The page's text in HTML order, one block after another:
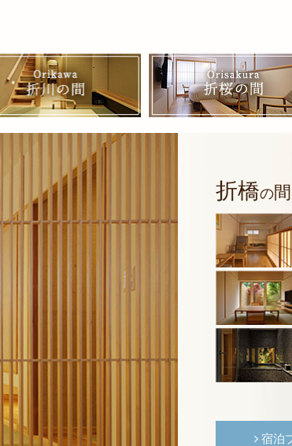
折橋の間
宿泊